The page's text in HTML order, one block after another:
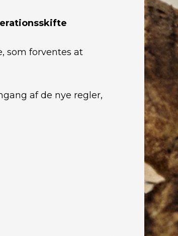
som forventes at
af de nye regler,